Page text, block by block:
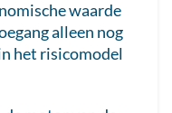
waarde
alleen nog
het risicomodel